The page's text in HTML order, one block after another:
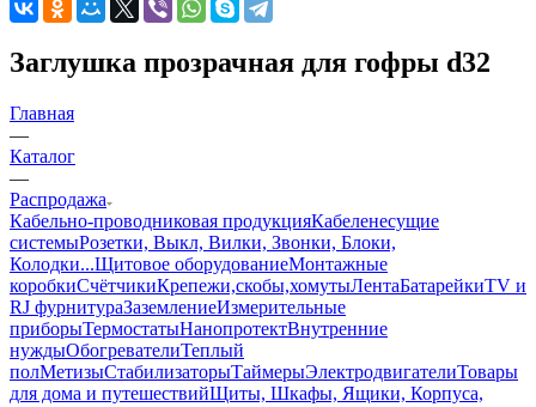
Заглушка прозрачная для гофры d32
Главная
—
Каталог
—
Распродажа
Кабельно-проводниковая продукцияКабеленесущие
системыРозетки, Выкл, Вилки, Звонки, Блоки,
Колодки...Щитовое оборудованиеМонтажные
коробкиСчётчикиКрепежи,скобы,хомутыЛентаБатарейкиTV и
RJ фурнитураЗаземлениеИзмерительные
приборыТермостатыНанопротектВнутренние
нуждыОбогревателиТеплый
полМетизыСтабилизаторыТаймерыЭлектродвигателиТовары
для дома и путешествийЩиты, Шкафы, Ящики, Корпуса,